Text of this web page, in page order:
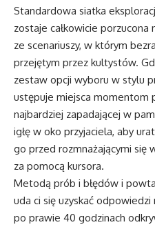
Standardowa siatka
zostaje całkowicie porzucona
ze scenariuszy, w którym
przejętym przez kultystów.
zestaw opcji wyboru w stylu
ustępuje miejsca momentom
najbardziej zapadającej w
igłę w oko przyjaciela, aby
go przed rozmnażającymi się
za pomocą kursora.
Metodą prób i błędów i
uda ci się uzyskać
po prawie 40 godzinach